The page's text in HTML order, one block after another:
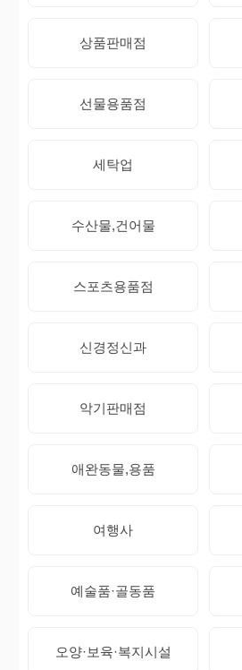
상품판매점
선물용품점
세탁업
수산물,건어물
스포츠용품점
신경정신과
악기판매점
애완동물,용품
여행사
예술품·골동품
오양·보육·복지시설